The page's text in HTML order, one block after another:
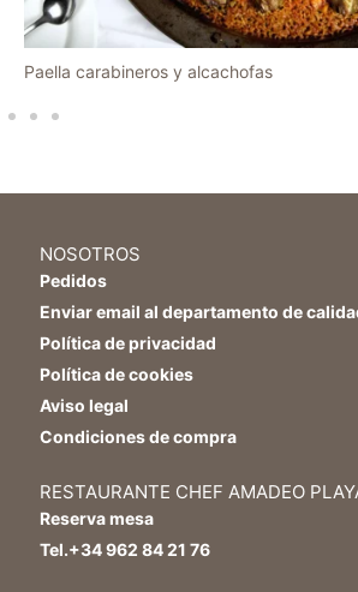
Paella carabineros y alcachofas
NOSOTROS
Pedidos
Enviar email al departamento de
Política de privacidad
Política de cookies
Aviso legal
Condiciones de compra
RESTAURANTE CHEF AMADEO
Reserva mesa
Tel.+34 962 84 21 76